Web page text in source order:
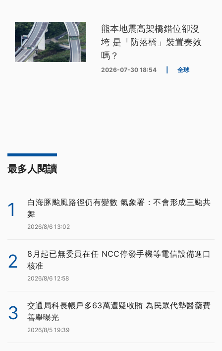
熊本地震高架橋錯位卻沒
垮 是「防落橋」裝置奏效
嗎？
2026-07-30 18:54 全球
最多人閱讀
1
白海豚颱風路徑仍有變數 氣象署：不會形成三颱共
舞
2026/8/6 13:02
2
8月起已無委員在任 NCC停發手機等電信設備進口
核准
2026/8/6 12:58
3
交通局科長帳戶多63萬遭疑收賄 為民眾代墊醫藥費
善舉曝光
2026/8/5 19:39